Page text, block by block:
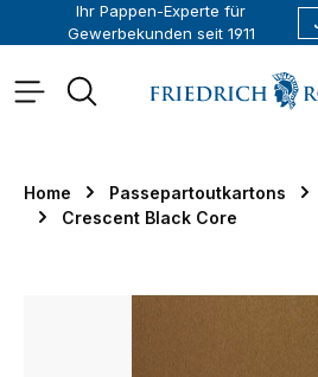
springen
Ihr Pappen-Experte für
Gewerbekunden seit 1911
Home Passepartoutkartons
Crescent Black Core